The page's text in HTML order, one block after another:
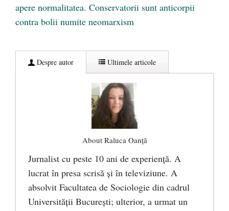
apere normalitatea. Conservatorii sunt anticorpii
contra bolii numite neomarxism
Despre autor Ultimele articole
About Raluca Oanță
Jurnalist cu peste 10 ani de experiență. A
lucrat în presa scrisă și în televiziune. A
absolvit Facultatea de Sociologie din cadrul
Universității București; ulterior, a urmat un